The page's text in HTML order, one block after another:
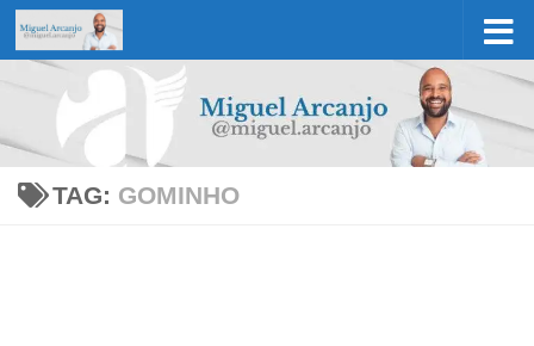
Skip to content
TAG: GOMINHO